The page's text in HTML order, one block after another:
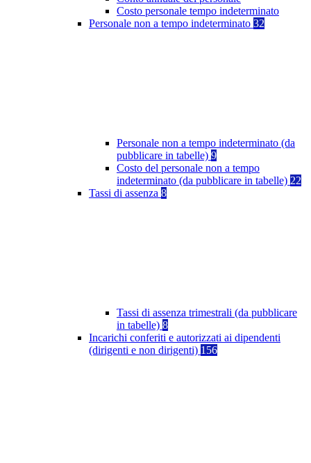
Costo personale tempo indeterminato
Personale non a tempo indeterminato 32
Personale non a tempo indeterminato (da
pubblicare in tabelle) 9
Costo del personale non a tempo
indeterminato (da pubblicare in tabelle) 22
Tassi di assenza 8
Tassi di assenza trimestrali (da pubblicare
in tabelle) 8
Incarichi conferiti e autorizzati ai dipendenti
(dirigenti e non dirigenti) 156